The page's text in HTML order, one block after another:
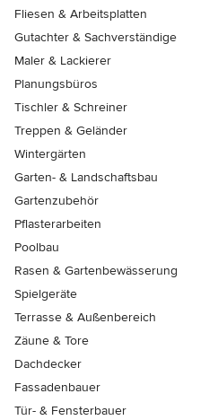
Fliesen & Arbeitsplatten
Gutachter & Sachverständige
Maler & Lackierer
Planungsbüros
Tischler & Schreiner
Treppen & Geländer
Wintergärten
Garten- & Landschaftsbau
Gartenzubehör
Pflasterarbeiten
Poolbau
Rasen & Gartenbewässerung
Spielgeräte
Terrasse & Außenbereich
Zäune & Tore
Dachdecker
Fassadenbauer
Tür- & Fensterbauer